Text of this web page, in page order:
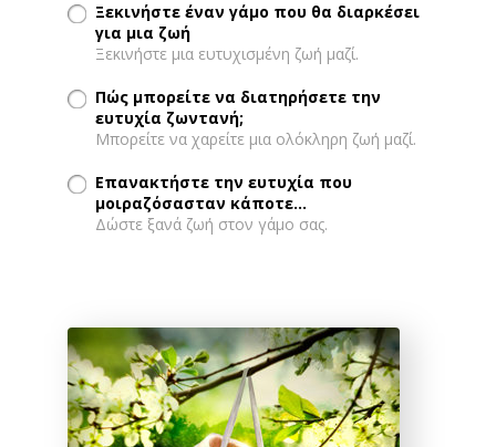
Ξεκινήστε έναν γάμο που θα διαρκέσει
για μια ζωή
Ξεκινήστε μια ευτυχισμένη ζωή μαζί.
Πώς μπορείτε να διατηρήσετε την
ευτυχία ζωντανή;
Μπορείτε να χαρείτε μια ολόκληρη ζωή μαζί.
Επανακτήστε την ευτυχία που
μοιραζόσασταν κάποτε...
Δώστε ξανά ζωή στον γάμο σας.